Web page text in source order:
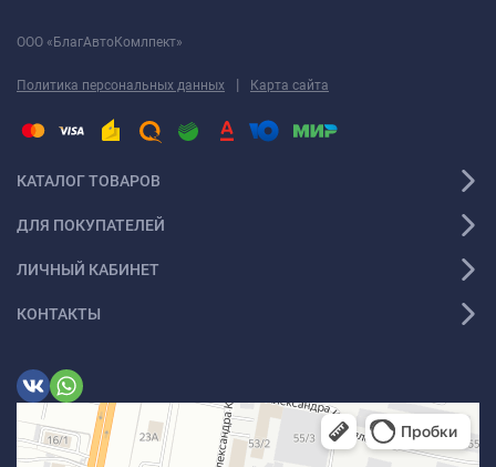
ООО «БлагАвтоКомлпект»
Политика персональных данных | Карта сайта
КАТАЛОГ ТОВАРОВ
ДЛЯ ПОКУПАТЕЛЕЙ
ЛИЧНЫЙ КАБИНЕТ
КОНТАКТЫ